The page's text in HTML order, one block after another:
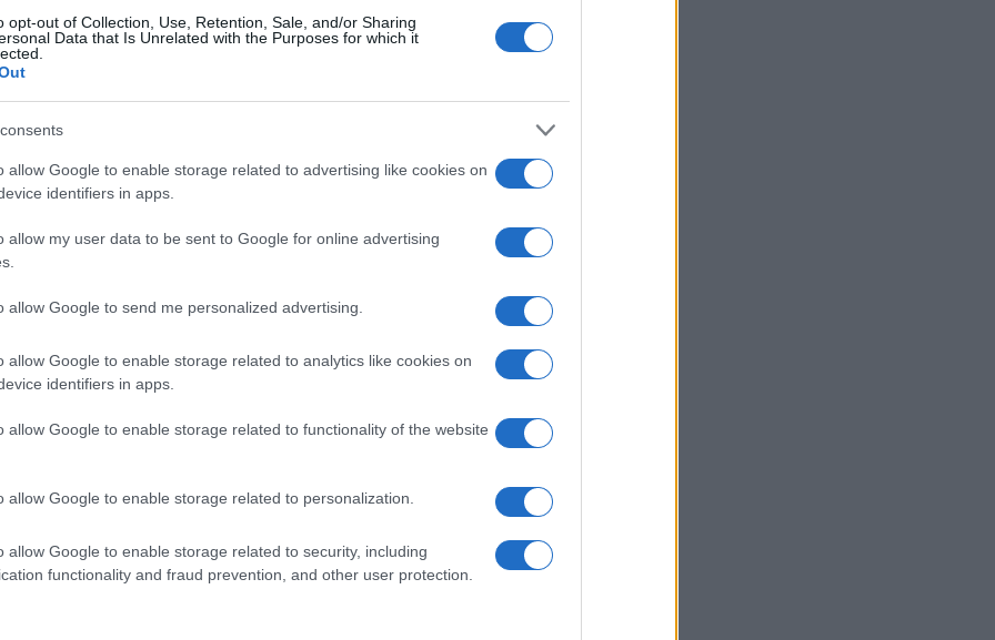
opt-out of Collection, Use, Retention, Sale, and/or Sharing
Data that Is Unrelated with the Purposes for which it
allow Google to enable storage related to advertising like cookies on
identifiers in apps.
allow my user data to be sent to Google for online advertising
allow Google to send me personalized advertising.
allow Google to enable storage related to analytics like cookies on
identifiers in apps.
allow Google to enable storage related to functionality of the website
allow Google to enable storage related to personalization.
allow Google to enable storage related to security, including
functionality and fraud prevention, and other user protection.
de 2025 en áreas que ya habían
La Reunión y Mauricio. Diana Rojas
alertado que un tercio de la población de
Este tipo de datos no solo son
con la que el virus puede propagarse.
a través del mosquitoAedes, está
algo que no podemos ignorar.
nos enseñó que una rápida respuesta es
En esa ocasión, la enfermedad
Índico y afectó diversas regiones del
y de transmisión local en Europa ha
ha reportado alrededor de
de transmisión autóctona.